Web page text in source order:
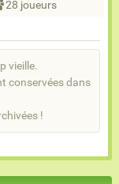
28 joueurs
vieille.
conservées dans
!